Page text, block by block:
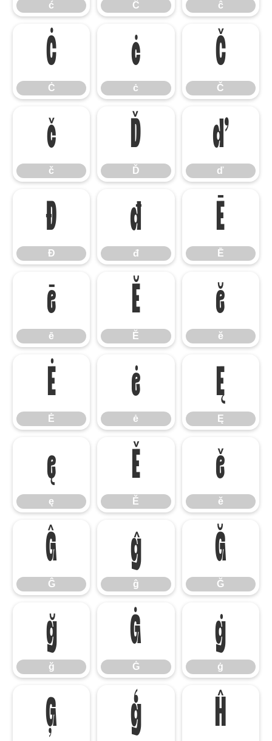
ć Ĉ ĉ
Ċ
Ċ
ċ
ċ
Č
Č
č
č
Ď
Ď
ď
ď
Đ
Đ
đ
đ
Ē
Ē
ē
ē
Ĕ
Ĕ
ĕ
ĕ
Ė
Ė
ė
ė
Ę
Ę
ę
ę
Ě
Ě
ě
ě
Ĝ
Ĝ
ĝ
ĝ
Ğ
Ğ
ğ
ğ
Ġ
Ġ
ġ
ġ
Ģ ģ Ĥ